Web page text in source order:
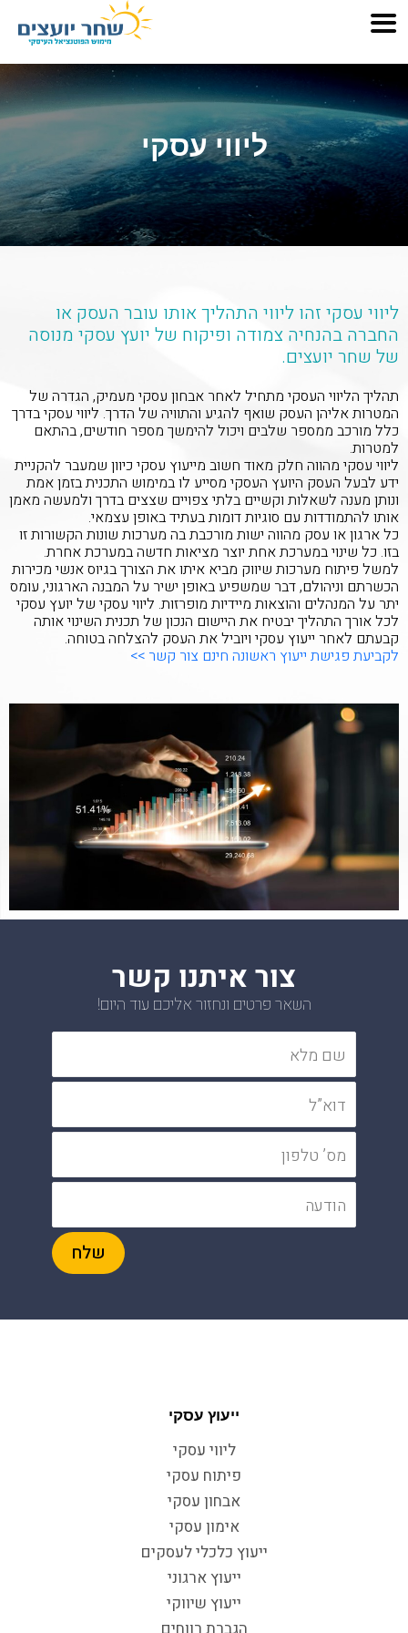
ליווי עסקי
ליווי עסקי זהו ליווי התהליך אותו עובר העסק או
החברה בהנחיה צמודה ופיקוח של יועץ עסקי מנוסה
של שחר יועצים.
תהליך הליווי העסקי מתחיל לאחר אבחון עסקי מעמיק, הגדרה של
המטרות אליהן העסק שואף להגיע והתוויה של הדרך. ליווי עסקי בדרך
כלל מורכב ממספר שלבים ויכול להימשך מספר חודשים, בהתאם
למטרות.
ליווי עסקי מהווה חלק מאוד חשוב מייעוץ עסקי כיוון שמעבר להקניית
ידע לבעל העסק היועץ העסקי מסייע לו במימוש התכנית בזמן אמת
ונותן מענה לשאלות וקשיים בלתי צפויים שצצים בדרך ולמעשה מאמן
אותו להתמודדות עם סוגיות דומות בעתיד באופן עצמאי.
כל ארגון או עסק מהווה ישות מורכבת בה מערכות שונות הקשורות זו
בזו. כל שינוי במערכת אחת יוצר מציאות חדשה במערכת אחרת.
למשל פיתוח מערכות שיווק מביא איתו את הצורך בגיוס אנשי מכירות
הכשרתם וניהולם, דבר שמשפיע באופן ישיר על המבנה הארגוני, עומס
יתר על המנהלים והוצאות מיידיות מופרזות. ליווי עסקי של יועץ עסקי
לכל אורך התהליך יבטיח את היישום הנכון של תכנית השינוי אותה
קבעתם לאחר ייעוץ עסקי ויוביל את העסק להצלחה בטוחה.
לקביעת פגישת ייעוץ ראשונה חינם צור קשר >>
צור איתנו קשר
השאר פרטים ונחזור אליכם עוד היום!
ייעוץ עסקי
ליווי עסקי
פיתוח עסקי
אבחון עסקי
אימון עסקי
ייעוץ כלכלי לעסקים
ייעוץ ארגוני
ייעוץ שיווקי